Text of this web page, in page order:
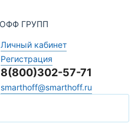
Личный кабинет
Регистрация
8(800)302-57-71
smarthoff@smarthoff.ru